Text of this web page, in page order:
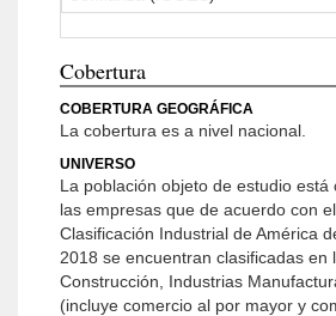
Cobertura
COBERTURA GEOGRÁFICA
La cobertura es a nivel nacional.
UNIVERSO
La población objeto de estudio está
las empresas que de acuerdo con
Clasificación Industrial de América
2018 se encuentran clasificadas en
Construcción, Industrias
(incluye comercio al por mayor y